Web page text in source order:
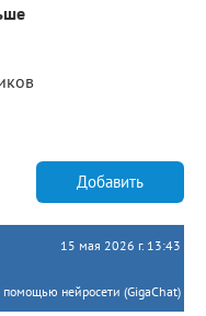
Добавить
15 мая 2026 г. 13:43
нейросети (GigaChat)